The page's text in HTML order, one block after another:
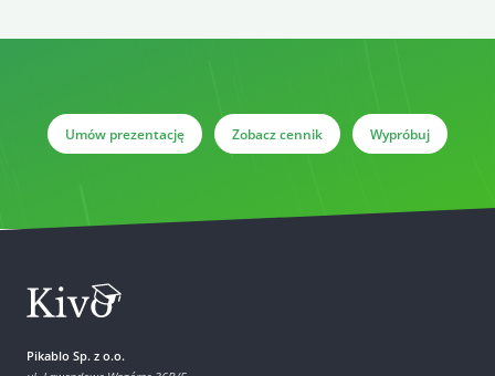
Umów prezentację Zobacz cennik Wypróbuj
Pikablo Sp. z o.o.